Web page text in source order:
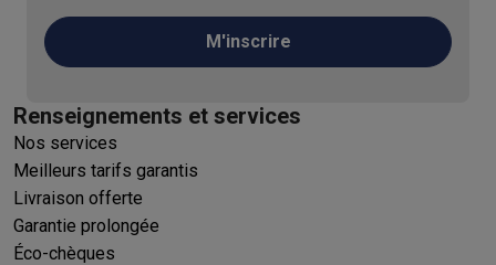
M'inscrire
Renseignements et services
Nos services
Meilleurs tarifs garantis
Livraison offerte
Garantie prolongée
Éco-chèques